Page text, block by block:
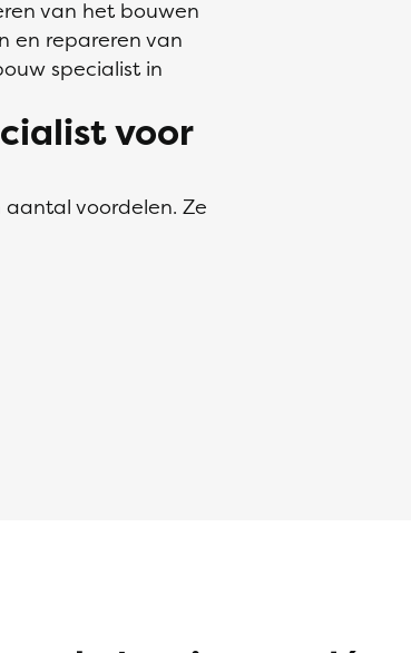
van het bouwen
en repareren van
specialist in
voor
voordelen. Ze